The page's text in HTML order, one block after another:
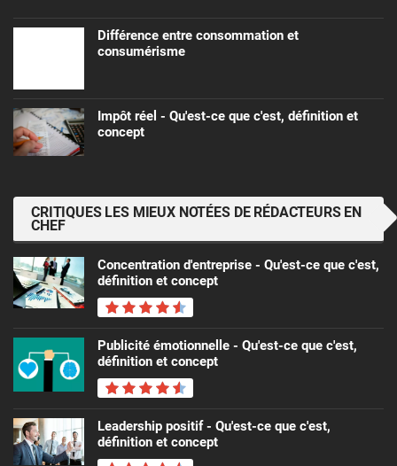
Différence entre consommation et
consumérisme
Impôt réel - Qu'est-ce que c'est, définition et
concept
CRITIQUES LES MIEUX NOTÉES DE RÉDACTEURS EN
CHEF
Concentration d'entreprise - Qu'est-ce que c'est,
définition et concept
Publicité émotionnelle - Qu'est-ce que c'est,
définition et concept
Leadership positif - Qu'est-ce que c'est,
définition et concept